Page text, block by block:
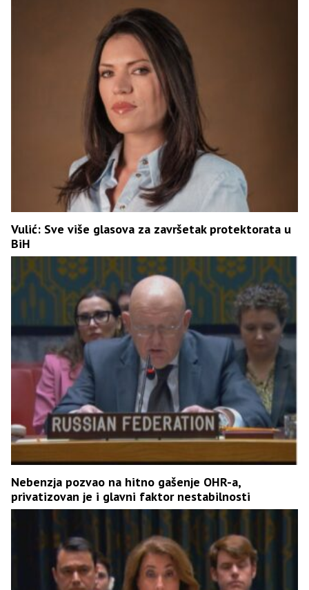
Vulić: Sve više glasova za završetak protektorata u
BiH
Nebenzja pozvao na hitno gašenje OHR-a,
privatizovan je i glavni faktor nestabilnosti